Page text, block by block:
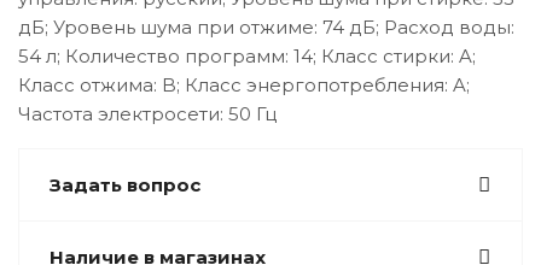
дБ; Уровень шума при отжиме: 74 дБ; Расход воды:
54 л; Количество программ: 14; Класс стирки: A;
Класс отжима: B; Класс энергопотребления: A;
Частота электросети: 50 Гц
Задать вопрос
Наличие в магазинах